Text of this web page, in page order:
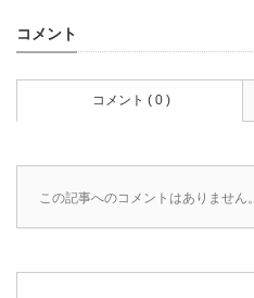
コメント
コメント ( 0 )
この記事へのコメントはありません。